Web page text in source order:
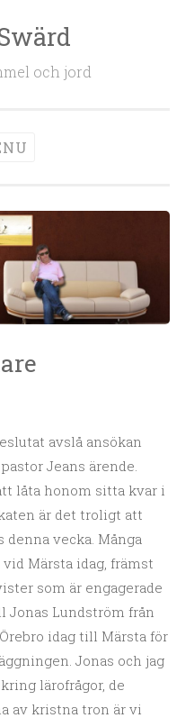
och jord
avslå ansökan
Jeans ärende.
låta honom sitta kvar i
är det troligt att
vecka. Många
Märsta idag, främst
som är engagerade
Jonas Lundström från
idag till Märsta för
Jonas och jag
lärofrågor, de
av kristna tron är vi